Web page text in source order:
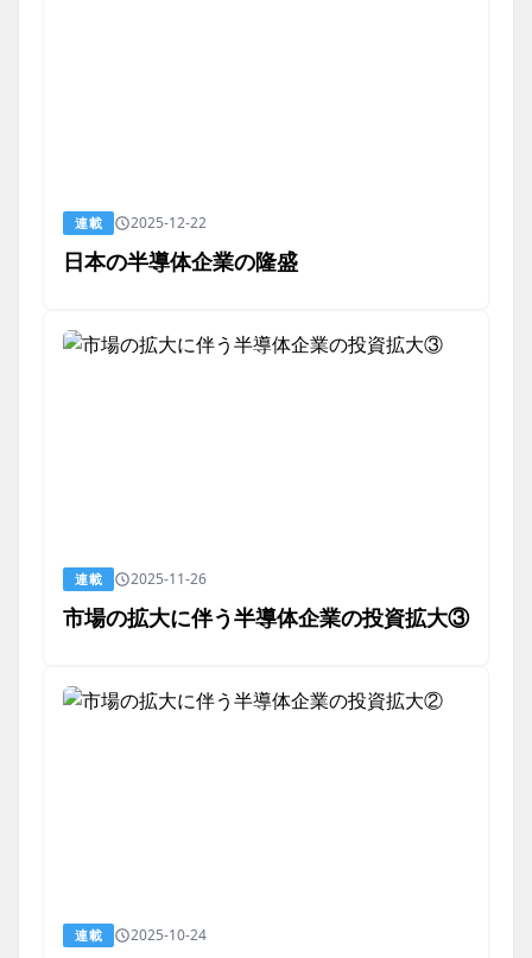
連載 2025-12-22
日本の半導体企業の隆盛
連載 2025-11-26
市場の拡大に伴う半導体企業の投資拡大③
連載 2025-10-24